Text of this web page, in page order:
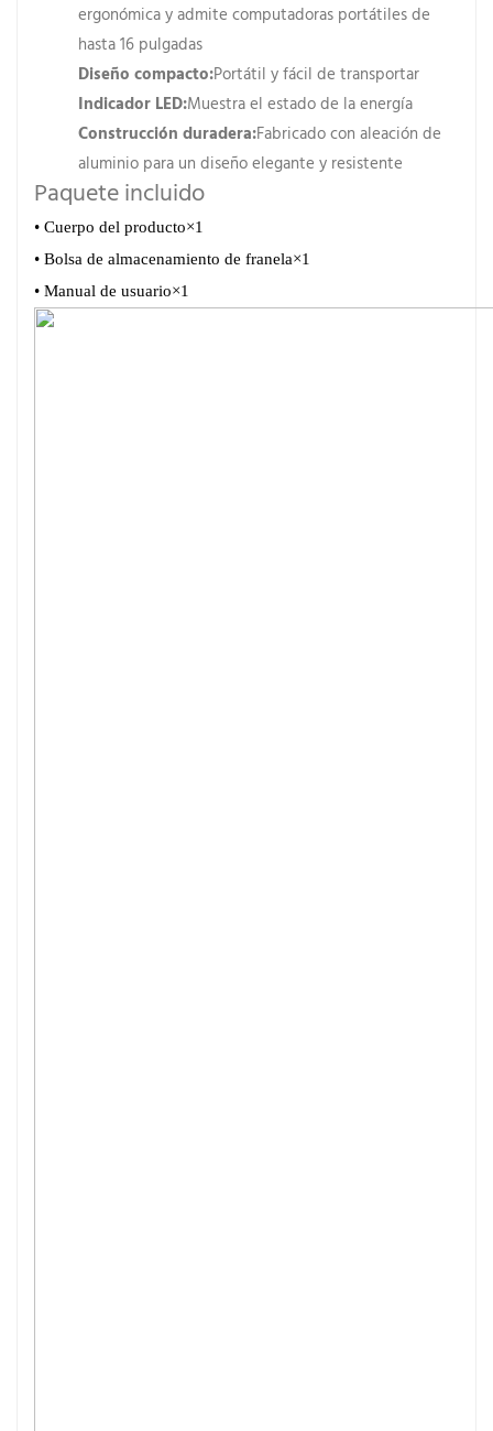
ergonómica y admite computadoras portátiles de
hasta 16 pulgadas
Diseño compacto:Portátil y fácil de transportar
Indicador LED:Muestra el estado de la energía
Construcción duradera:Fabricado con aleación de
aluminio para un diseño elegante y resistente
Paquete incluido
• Cuerpo del producto×1
• Bolsa de almacenamiento de franela×1
• Manual de usuario×1